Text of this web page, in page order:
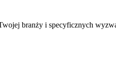
branży i specyficznych